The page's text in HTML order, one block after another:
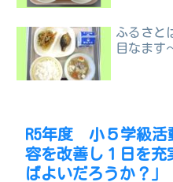
ふるさと
目なます
R5年度 小５学級活
容を改善し１日を充
ばよいだろうか？」